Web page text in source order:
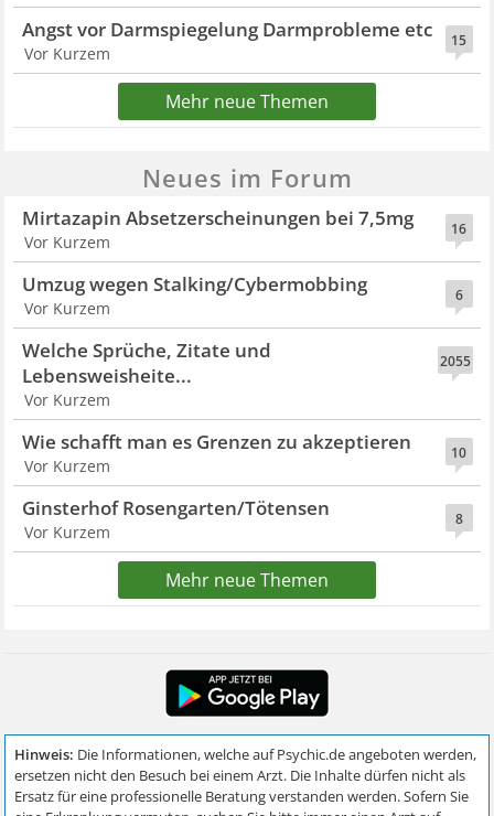
15
Angst vor Darmspiegelung Darmprobleme etc
Vor Kurzem
Mehr neue Themen
Neues im Forum
16
Mirtazapin Absetzerscheinungen bei 7,5mg
Vor Kurzem
6
Umzug wegen Stalking/Cybermobbing
Vor Kurzem
2055
Welche Sprüche, Zitate und
Lebensweisheite...
Vor Kurzem
10
Wie schafft man es Grenzen zu akzeptieren
Vor Kurzem
8
Ginsterhof Rosengarten/Tötensen
Vor Kurzem
Mehr neue Themen